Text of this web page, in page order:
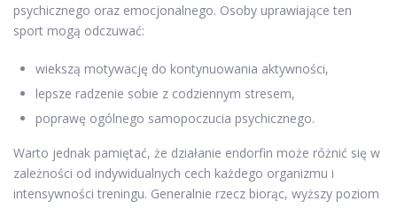
psychicznego oraz emocjonalnego. Osoby uprawiające ten
sport mogą odczuwać:
wiekszą motywację do kontynuowania aktywności,
lepsze radzenie sobie z codziennym stresem,
poprawę ogólnego samopoczucia psychicznego.
Warto jednak pamiętać, że działanie endorfin może różnić się w
zależności od indywidualnych cech każdego organizmu i
intensywności treningu. Generalnie rzecz biorąc, wyższy poziom